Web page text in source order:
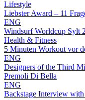
Lifestyle
Liebster Award – 11
ENG
Windsurf Worldcup Sylt
Health & Fitness
5 Minuten Workout vor
ENG
Designers of the Third
Premoli Di Bella
ENG
Backstage Interview